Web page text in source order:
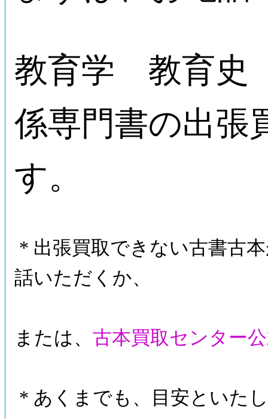
教育学 教育史
係専門書の出張
す。
* 出張買取できない古書古
話いただくか、
または、 古本買取センター
* あくまでも、目安といた